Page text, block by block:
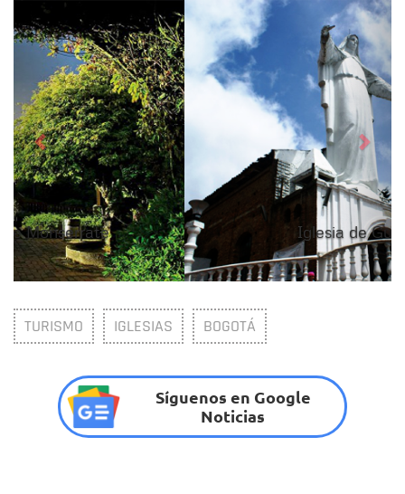
Iglesia de Guadalupe
TURISMO IGLESIAS BOGOTÁ
Síguenos en Google
Noticias